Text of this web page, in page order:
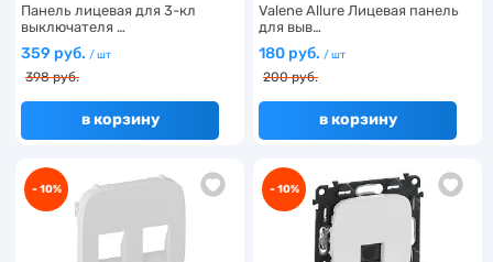
Панель лицевая для 3-кл
выключателя …
359 руб. / шт
398 руб.
в корзину
Valene Allure Лицевая панель
для выв…
180 руб. / шт
200 руб.
в корзину
- 10% - 10%